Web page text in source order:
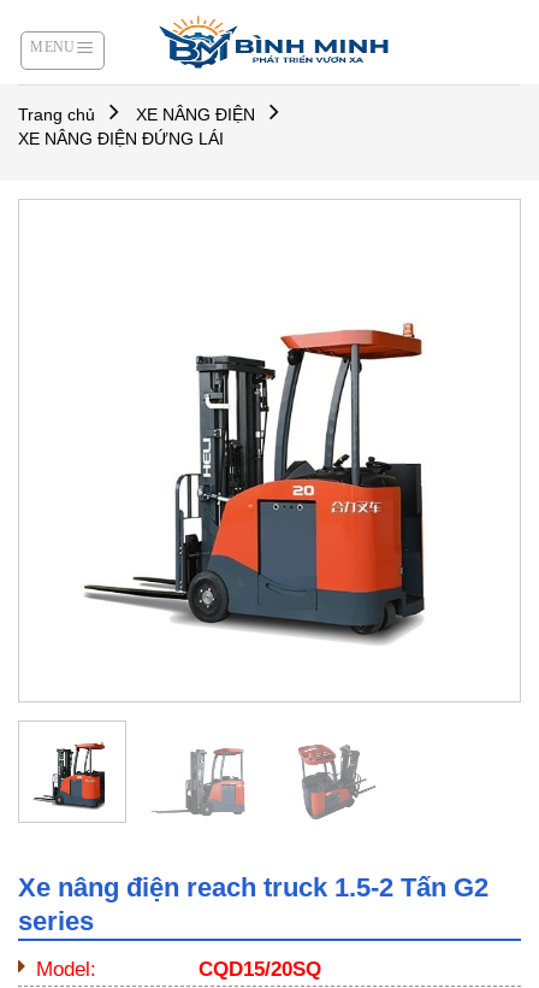
content
Trang chủ
XE NÂNG ĐIỆN
XE NÂNG ĐIỆN ĐỨNG LÁI
Xe nâng điện reach truck 1.5-2 Tấn G2
series
Model: CQD15/20SQ